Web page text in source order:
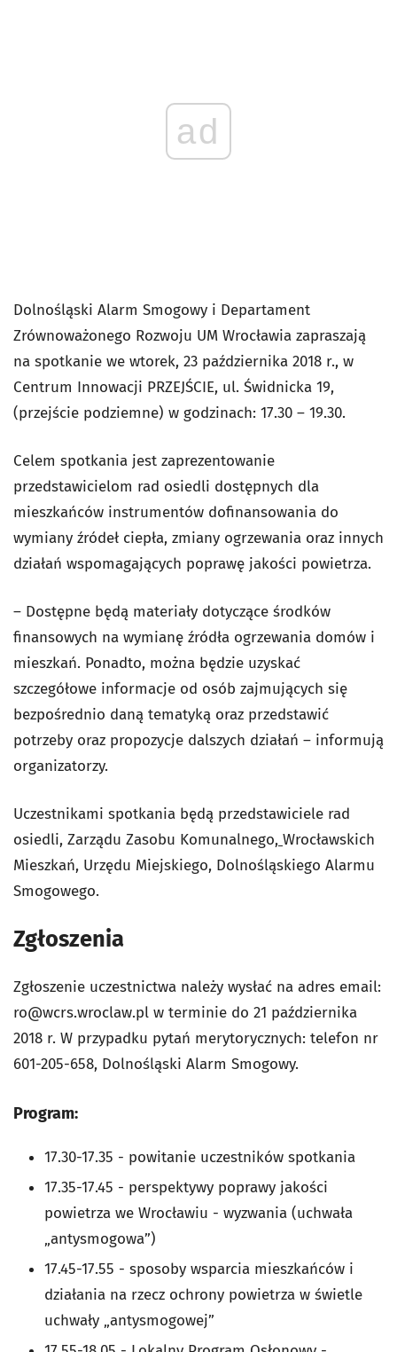
ad
Dolnośląski Alarm Smogowy i Departament
Zrównoważonego Rozwoju UM Wrocławia zapraszają
na spotkanie we wtorek, 23 października 2018 r., w
Centrum Innowacji PRZEJŚCIE, ul. Świdnicka 19,
(przejście podziemne) w godzinach: 17.30 – 19.30.
Celem spotkania jest zaprezentowanie
przedstawicielom rad osiedli dostępnych dla
mieszkańców instrumentów dofinansowania do
wymiany źródeł ciepła, zmiany ogrzewania oraz innych
działań wspomagających poprawę jakości powietrza.
– Dostępne będą materiały dotyczące środków
finansowych na wymianę źródła ogrzewania domów i
mieszkań. Ponadto, można będzie uzyskać
szczegółowe informacje od osób zajmujących się
bezpośrednio daną tematyką oraz przedstawić
potrzeby oraz propozycje dalszych działań – informują
organizatorzy.
Uczestnikami spotkania będą przedstawiciele rad
osiedli, Zarządu Zasobu Komunalnego, Wrocławskich
Mieszkań, Urzędu Miejskiego, Dolnośląskiego Alarmu
Smogowego.
Zgłoszenia
Zgłoszenie uczestnictwa należy wysłać na adres email:
ro@wcrs.wroclaw.pl w terminie do 21 października
2018 r. W przypadku pytań merytorycznych: telefon nr
601-205-658, Dolnośląski Alarm Smogowy.
Program:
17.30-17.35 - powitanie uczestników spotkania
17.35-17.45 - perspektywy poprawy jakości
powietrza we Wrocławiu - wyzwania (uchwała
„antysmogowa”)
17.45-17.55 - sposoby wsparcia mieszkańców i
działania na rzecz ochrony powietrza w świetle
uchwały „antysmogowej”